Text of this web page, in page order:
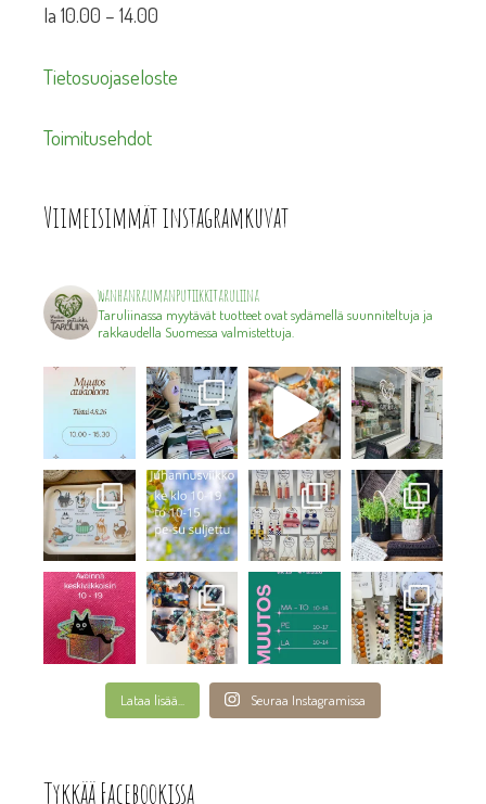
la 10.00 – 14.00
Tietosuojaseloste
Toimitusehdot
Viimeisimmät instagramkuvat
wanhanraumanputiikkitaruliina
Taruliinassa myytävät tuotteet ovat sydämellä suunniteltuja ja
rakkaudella Suomessa valmistettuja.
Lataa lisää... Seuraa Instagramissa
Tykkää Facebookissa